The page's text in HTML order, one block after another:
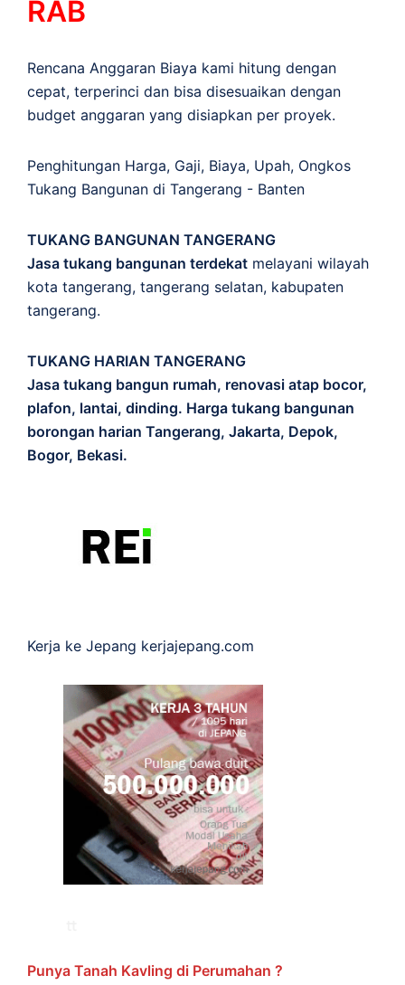
RAB
Rencana Anggaran Biaya kami hitung dengan
cepat, terperinci dan bisa disesuaikan dengan
budget anggaran yang disiapkan per proyek.
Penghitungan Harga, Gaji, Biaya, Upah, Ongkos
Tukang Bangunan di Tangerang - Banten
TUKANG BANGUNAN TANGERANG
Jasa tukang bangunan terdekat melayani wilayah
kota tangerang, tangerang selatan, kabupaten
tangerang.
TUKANG HARIAN TANGERANG
Jasa tukang bangun rumah, renovasi atap bocor,
plafon, lantai, dinding. Harga tukang bangunan
borongan harian Tangerang, Jakarta, Depok,
Bogor, Bekasi.
Kerja ke Jepang kerjajepang.com
Punya Tanah Kavling di Perumahan ?